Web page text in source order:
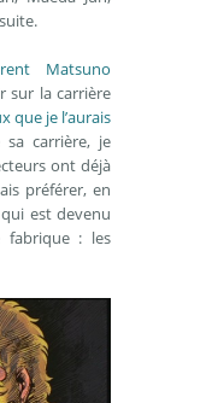
Matsuno
sur la carrière
que je l’aurais
carrière, je
ont déjà
préférer, en
est devenu
fabrique : les